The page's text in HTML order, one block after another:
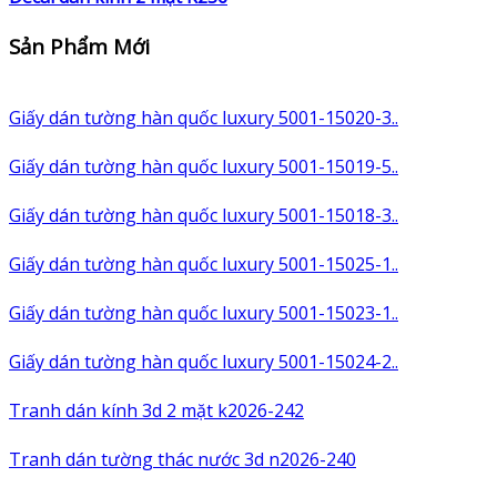
Sản Phẩm Mới
Giấy dán tường hàn quốc luxury 5001-15020-3..
Giấy dán tường hàn quốc luxury 5001-15019-5..
Giấy dán tường hàn quốc luxury 5001-15018-3..
Giấy dán tường hàn quốc luxury 5001-15025-1..
Giấy dán tường hàn quốc luxury 5001-15023-1..
Giấy dán tường hàn quốc luxury 5001-15024-2..
Tranh dán kính 3d 2 mặt k2026-242
Tranh dán tường thác nước 3d n2026-240